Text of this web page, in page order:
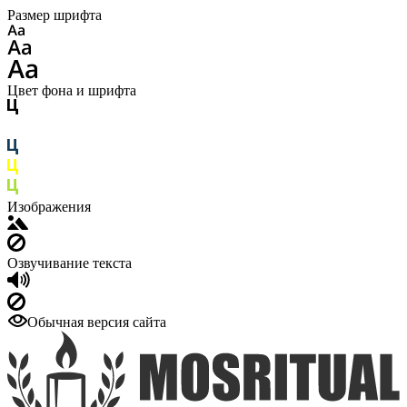
Размер шрифта
Цвет фона и шрифта
Изображения
Озвучивание текста
Обычная версия сайта